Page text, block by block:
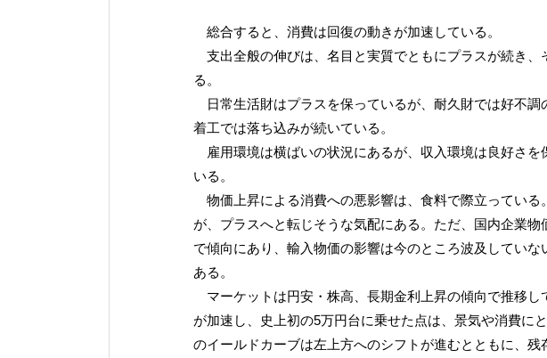
総合すると、消費は回復の動きが加速している。
支出全般の伸びは、名目と実質でともにプラスが続き、
る。
日常生活財はプラスを保っているが、耐久財では好不調
着工では落ち込みが続いている。
雇用環境は横ばいの状況にあるが、収入環境は良好さを
いる。
物価上昇による消費への悪影響は、食料で際立っている
が、プラスへと転じそうな気配にある。ただ、国内企業
で傾向にあり、輸入物価の影響は今のところ波及してい
ある。
マーケットは円安・株高、長期金利上昇の傾向で推移し
が加速し、史上初の5万円台に乗せた点は、景気や消費に
のイールドカーブは左上方へのシフトが進むとともに、残